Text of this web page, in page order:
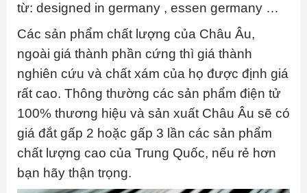
từ: designed in germany , essen germany …
Các sản phẩm chất lượng của Châu Âu,
ngoài giá thành phần cứng thì giá thành
nghiên cứu và chất xám của họ được định giá
rất cao. Thông thường các sản phẩm điện tử
100% thương hiệu và sản xuất Châu Âu sẽ có
giá đắt gấp 2 hoặc gấp 3 lần các sản phẩm
chất lượng cao của Trung Quốc, nếu rẻ hơn
bạn hãy thận trọng.